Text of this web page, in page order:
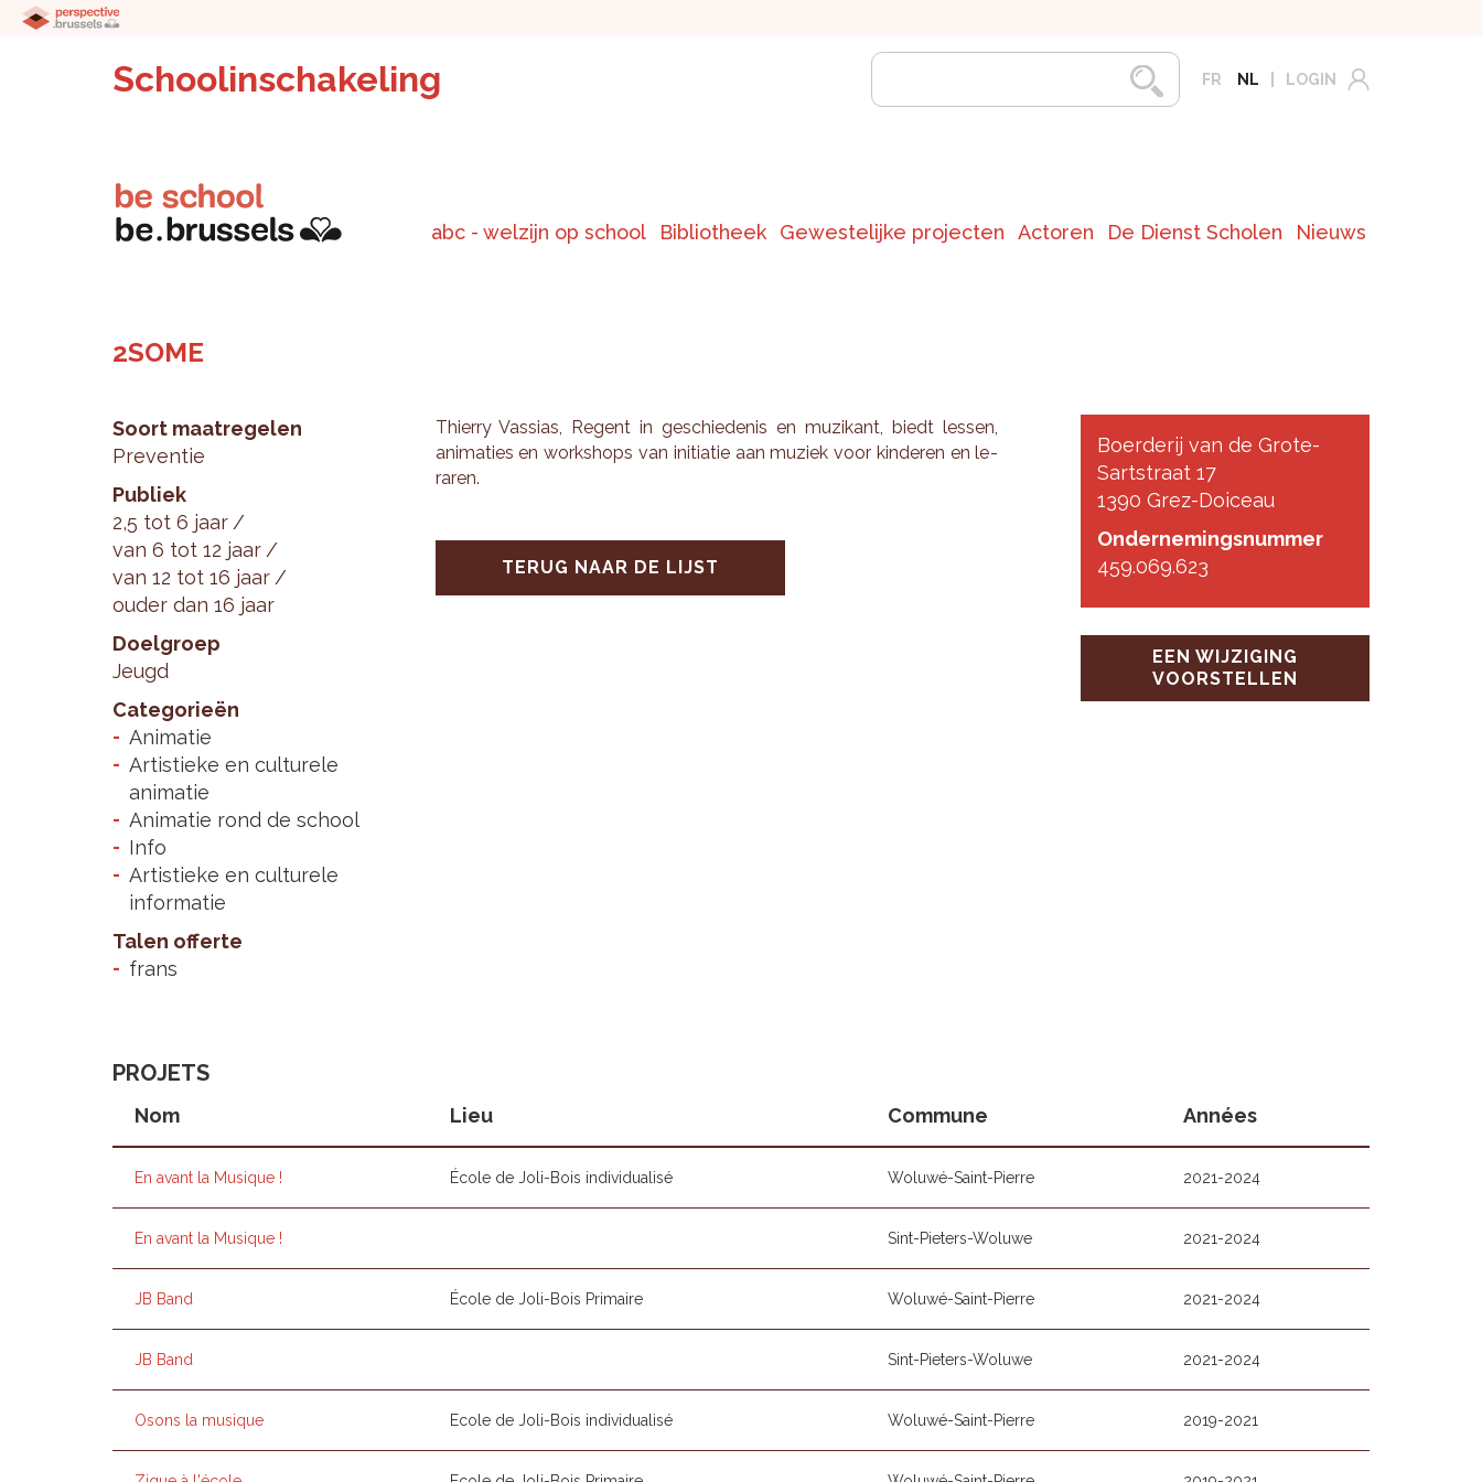
Schoolinschakeling FR NL LOGIN
abc - welzijn op school Bibliotheek Gewestelijke projecten Actoren De Dienst Scholen Nieuws
2SOME
Soort maatregelen
Preventie
Publiek
2,5 tot 6 jaar
van 6 tot 12 jaar
van 12 tot 16 jaar
ouder dan 16 jaar
Doelgroep
Jeugd
Categorieën
Animatie
Artistieke en culturele
animatie
Animatie rond de school
Info
Artistieke en culturele
informatie
Talen offerte
frans
Boerderij van de Grote-
Sartstraat 17
1390 Grez-Doiceau
Ondernemingsnummer
459.069.623
EEN WIJZIGING
VOORSTELLEN
Thier­ry Vas­si­as, Re­gent in ge­schie­de­nis en mu­zi­kant, biedt les­sen,
ani­ma­ties en work­shops van ini­ti­a­tie aan mu­ziek voor kin­de­ren en le­
ra­ren.
TERUG NAAR DE LIJST
PROJETS
Nom Lieu Commune Années
En avant la Musique ! École de Joli-Bois individualisé Woluwé-Saint-Pierre 2021-2024
En avant la Musique ! Sint-Pieters-Woluwe 2021-2024
JB Band École de Joli-Bois Primaire Woluwé-Saint-Pierre 2021-2024
JB Band Sint-Pieters-Woluwe 2021-2024
Osons la musique Ecole de Joli-Bois individualisé Woluwé-Saint-Pierre 2019-2021